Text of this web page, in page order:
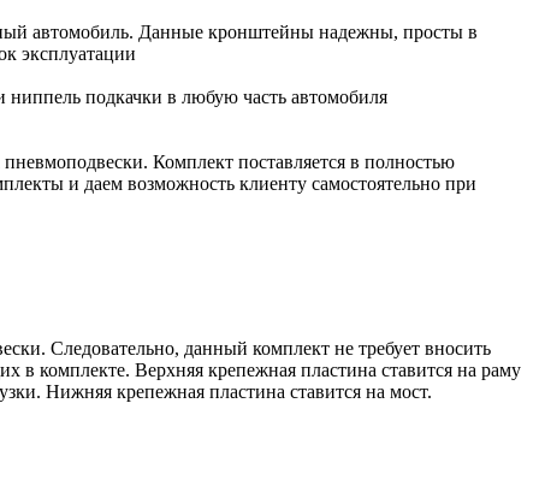
автомобиль. Данные кронштейны надежны, просты в
эксплуатации
подкачки в любую часть автомобиля
Комплект поставляется в полностью
и даем возможность клиенту самостоятельно при
Следовательно, данный комплект не требует вносить
комплекте. Верхняя крепежная пластина ставится на раму
Нижняя крепежная пластина ставится на мост.